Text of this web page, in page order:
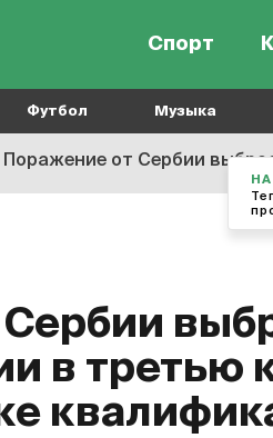
Спорт
Футбол Музыка
Поражение от Сербии
в третью